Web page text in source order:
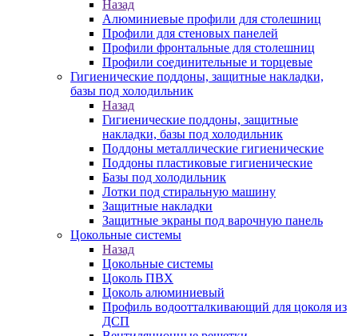
Назад
Алюминиевые профили для столешниц
Профили для стеновых панелей
Профили фронтальные для столешниц
Профили соединительные и торцевые
Гигиенические поддоны, защитные накладки,
базы под холодильник
Назад
Гигиенические поддоны, защитные
накладки, базы под холодильник
Поддоны металлические гигиенические
Поддоны пластиковые гигиенические
Базы под холодильник
Лотки под стиральную машину
Защитные накладки
Защитные экраны под варочную панель
Цокольные системы
Назад
Цокольные системы
Цоколь ПВХ
Цоколь алюминиевый
Профиль водоотталкивающий для цоколя из
ДСП